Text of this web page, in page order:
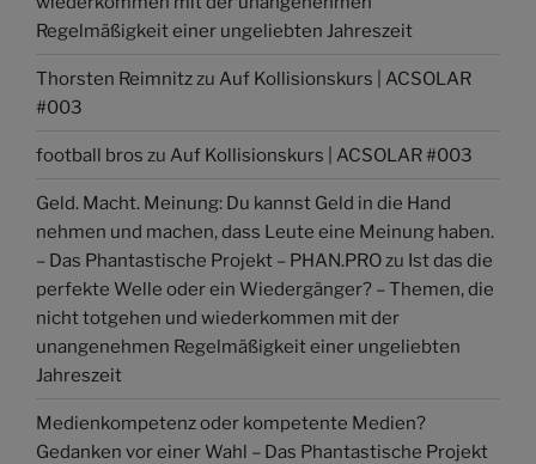
Regelmäßigkeit einer ungeliebten Jahreszeit
Thorsten Reimnitz zu Auf Kollisionskurs | ACSOLAR
#003
football bros zu Auf Kollisionskurs | ACSOLAR #003
Geld. Macht. Meinung: Du kannst Geld in die Hand
nehmen und machen, dass Leute eine Meinung haben.
– Das Phantastische Projekt – PHAN.PRO zu Ist das die
perfekte Welle oder ein Wiedergänger? – Themen, die
nicht totgehen und wiederkommen mit der
unangenehmen Regelmäßigkeit einer ungeliebten
Jahreszeit
Medienkompetenz oder kompetente Medien?
Gedanken vor einer Wahl – Das Phantastische Projekt